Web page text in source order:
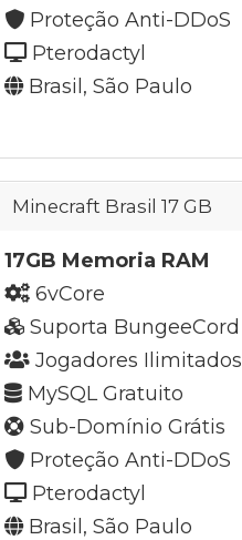
Proteção Anti-DDoS
Pterodactyl
Brasil, São Paulo
Minecraft Brasil 17 GB
17GB Memoria RAM
6vCore
Suporta BungeeCord
Jogadores Ilimitados
MySQL Gratuito
Sub-Domínio Grátis
Proteção Anti-DDoS
Pterodactyl
Brasil, São Paulo